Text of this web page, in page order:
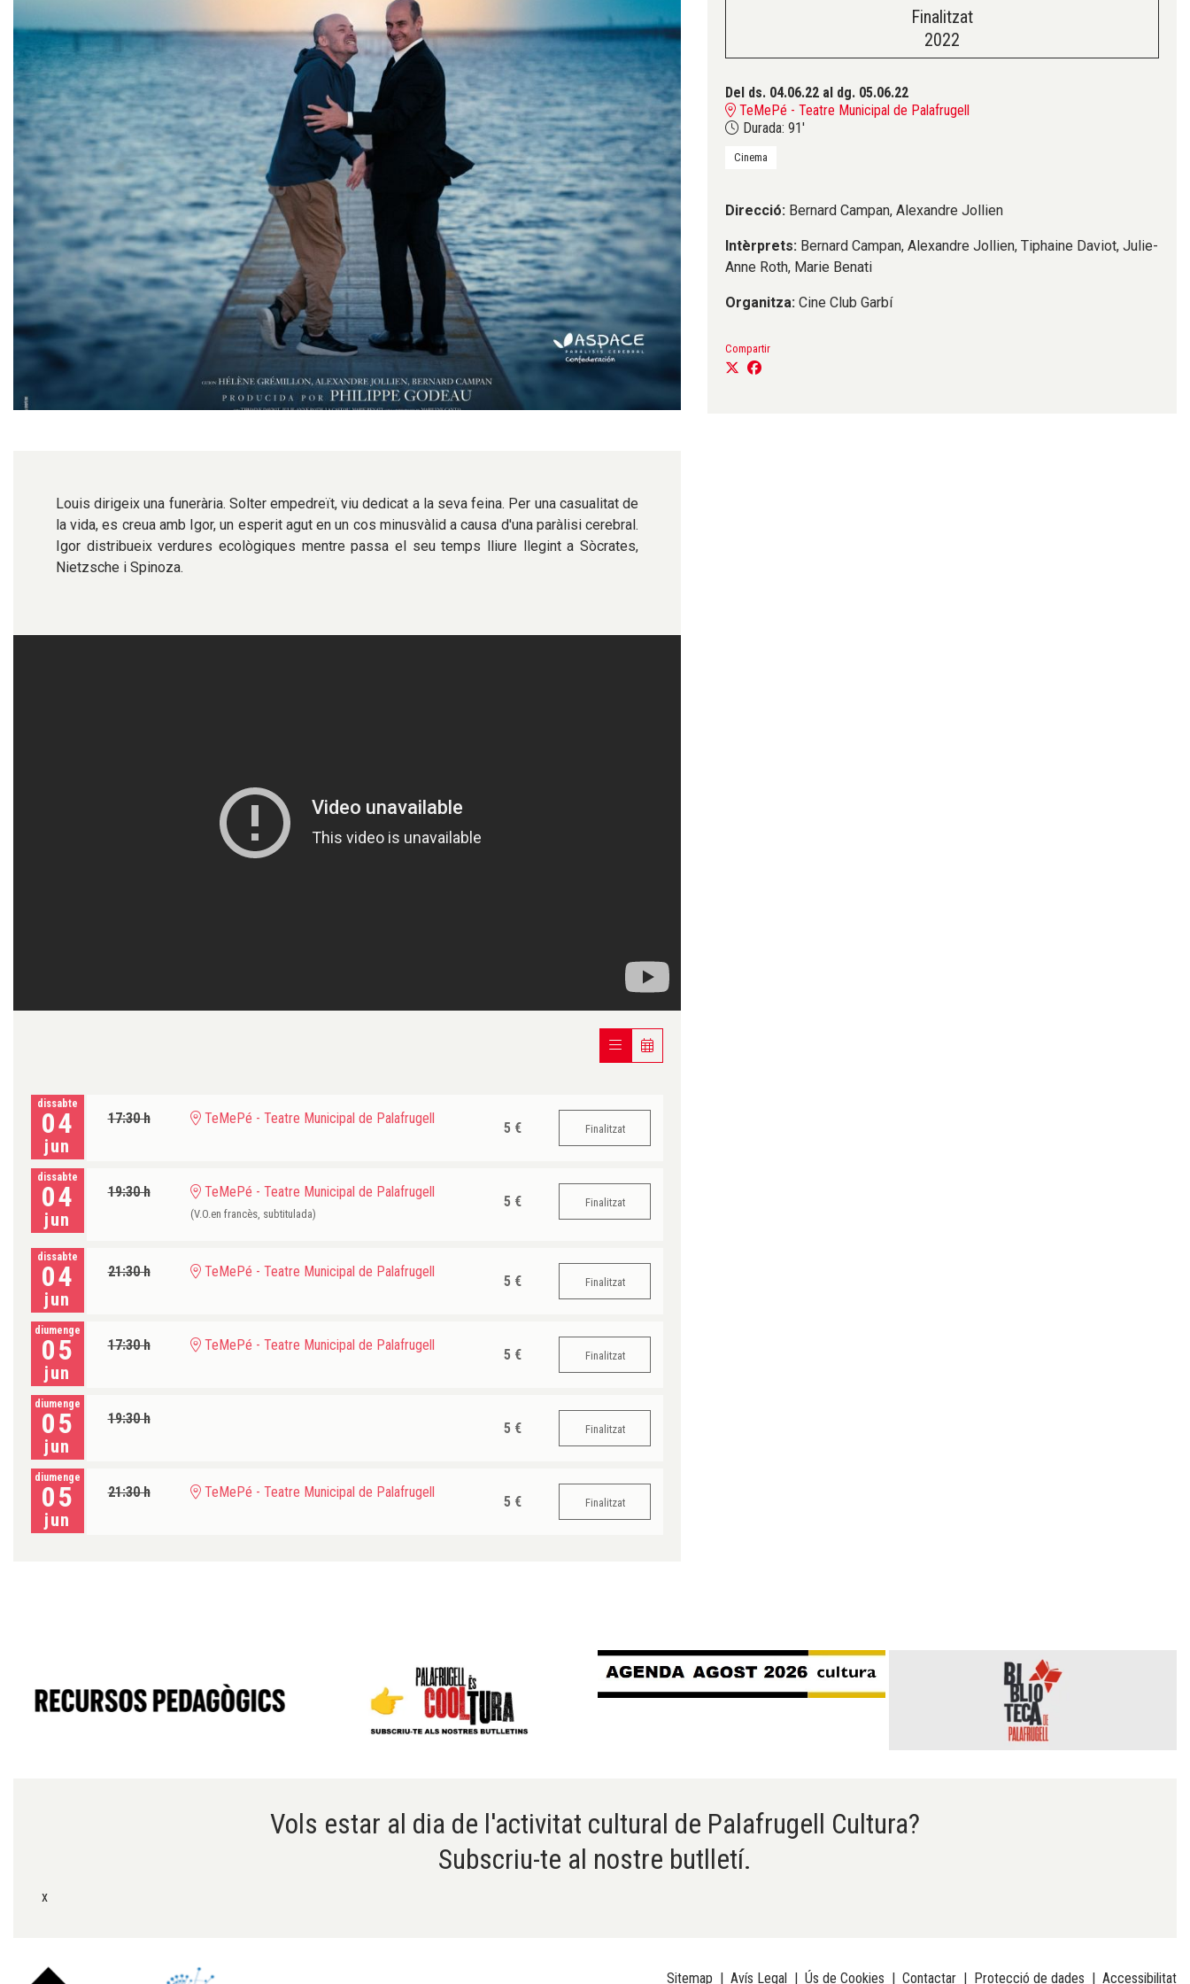
Finalitzat
2022
Del ds. 04.06.22 al dg. 05.06.22
TeMePé - Teatre Municipal de Palafrugell
Durada: 91'
Cinema
Direcció: Bernard Campan, Alexandre Jollien
Intèrprets: Bernard Campan, Alexandre Jollien, Tiphaine Daviot, Julie-
Anne Roth, Marie Benati
Organitza: Cine Club Garbí
Compartir
Louis dirigeix una funerària. Solter empedreït, viu dedicat a la seva feina. Per una casualitat de
la vida, es creua amb Igor, un esperit agut en un cos minusvàlid a causa d'una paràlisi cerebral.
Igor distribueix verdures ecològiques mentre passa el seu temps lliure llegint a Sòcrates,
Nietzsche i Spinoza.
dissabte
04
jun
17:30 h TeMePé - Teatre Municipal de Palafrugell
5 € Finalitzat
dissabte
04
jun
19:30 h TeMePé - Teatre Municipal de Palafrugell
(V.O.en francès, subtitulada)
5 € Finalitzat
dissabte
04
jun
21:30 h TeMePé - Teatre Municipal de Palafrugell
5 € Finalitzat
diumenge
05
jun
17:30 h TeMePé - Teatre Municipal de Palafrugell
5 € Finalitzat
diumenge
05
jun
19:30 h
5 € Finalitzat
diumenge
05
jun
21:30 h TeMePé - Teatre Municipal de Palafrugell
5 € Finalitzat
Vols estar al dia de l'activitat cultural de Palafrugell Cultura?
Subscriu-te al nostre butlletí.
x
Sitemap | Avís Legal | Ús de Cookies | Contactar | Protecció de dades | Accessibilitat